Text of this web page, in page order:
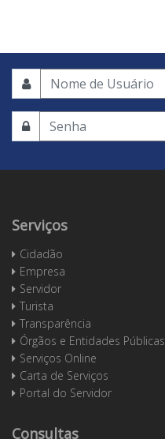
Serviços
Cidadão
Empresa
Servidor
Turista
Transparência
Órgãos e Entidades Públicas
Serviços Online
Carta de Serviços
Portal do Servidor
Consultas